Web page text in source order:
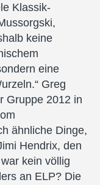
Klassik-
keine
eine
Greg
Gruppe 2012 in
ähnliche Dinge,
Hendrix, den
kein völlig
an ELP? Die